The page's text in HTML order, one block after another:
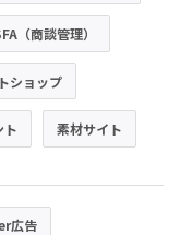
（商談管理）
ショップ
ト 素材サイト
広告